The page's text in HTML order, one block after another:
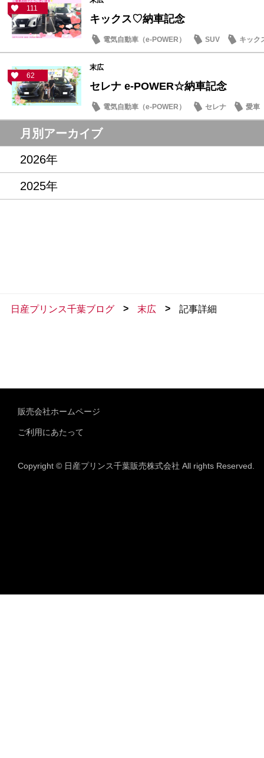
111
キックス♡納車記念
電気自動車（e-POWER） SUV キック
62
末広
セレナ e-POWER☆納車記念
電気自動車（e-POWER） セレナ 愛車
月別アーカイブ
2026年
2025年
日産プリンス千葉ブログ > 末広 > 記事詳細
販売会社ホームページ
ご利用にあたって
Copyright © 日産プリンス千葉販売株式会社 All rights Reserved.